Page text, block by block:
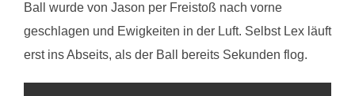
Ball wurde von Jason per Freistoß nach vorne
geschlagen und Ewigkeiten in der Luft. Selbst Lex läuft
erst ins Abseits, als der Ball bereits Sekunden flog.